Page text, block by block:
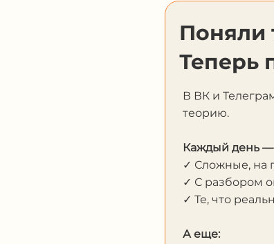
Поняли
Теперь
В ВК и
теорию.
Каждый день —
✓ Сложные, на
✓ С разбором
✓ Те, что
А еще: